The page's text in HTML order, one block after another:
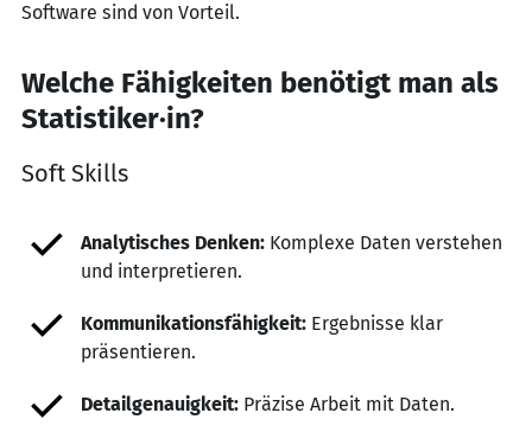
Software sind von Vorteil.
Welche Fähigkeiten benötigt man als
Statistiker·in?
Soft Skills
Analytisches Denken: Komplexe Daten verstehen
und interpretieren.
Kommunikationsfähigkeit: Ergebnisse klar
präsentieren.
Detailgenauigkeit: Präzise Arbeit mit Daten.